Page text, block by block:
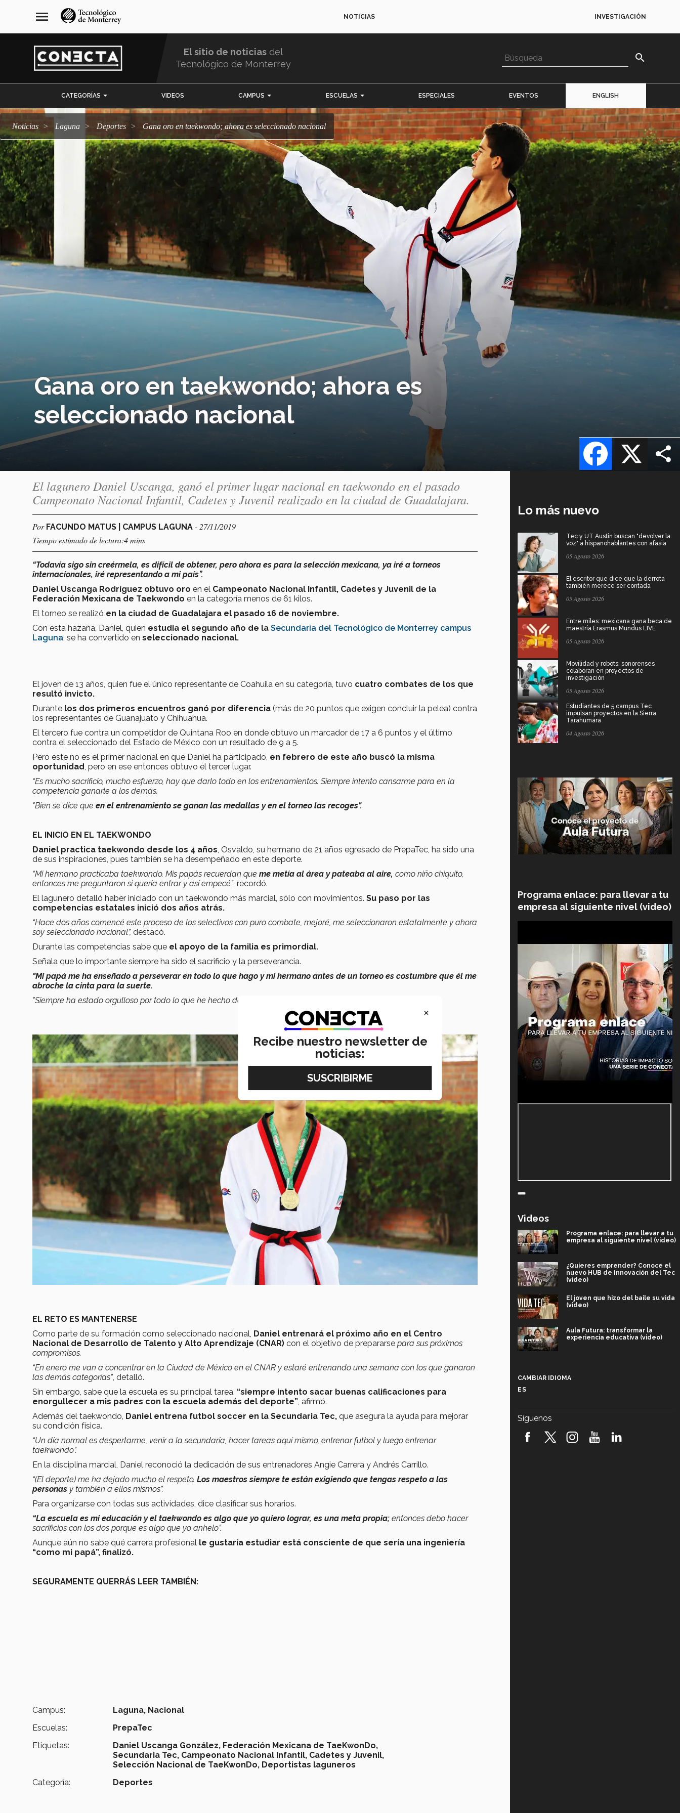
navegación
principal
menu NOTICIAS INVESTIGACIÓN
El sitio de noticias del
Tecnológico de Monterrey
search
CATEGORÍAS VIDEOS CAMPUS ESCUELAS ESPECIALES EVENTOS ENGLISH
Noticias Laguna deportes Gana oro en taekwondo; ahora es seleccionado nacional
Gana oro en taekwondo; ahora es
seleccionado nacional
X
Facebook
El lagunero Daniel Uscanga, ganó el primer lugar nacional en taekwondo en el pasado
Campeonato Nacional Infantil, Cadetes y Juvenil realizado en la ciudad de Guadalajara.
Por FACUNDO MATUS | CAMPUS LAGUNA - 27/11/2019
Tiempo estimado de lectura:4 mins
“Todavía sigo sin creérmela, es difícil de obtener, pero ahora es para la selección mexicana, ya iré a torneos
internacionales, iré representando a mi país”.
Daniel Uscanga Rodríguez obtuvo oro en el Campeonato Nacional Infantil, Cadetes y Juvenil de la
Federación Mexicana de Taekwondo en la categoría menos de 61 kilos.
El torneo se realizó en la ciudad de Guadalajara el pasado 16 de noviembre.
Con esta hazaña, Daniel, quien estudia el segundo año de la Secundaria del Tecnológico de Monterrey campus
Laguna , se ha convertido en seleccionado nacional.
El joven de 13 años, quien fue el único representante de Coahuila en su categoría, tuvo cuatro combates de los que
resultó invicto.
Durante los dos primeros encuentros ganó por diferencia (más de 20 puntos que exigen concluir la pelea) contra
los representantes de Guanajuato y Chihuahua.
El tercero fue contra un competidor de Quintana Roo en donde obtuvo un marcador de 17 a 6 puntos y el último
contra el seleccionado del Estado de México con un resultado de 9 a 5.
Pero este no es el primer nacional en que Daniel ha participado, en febrero de este año buscó la misma
oportunidad , pero en ese entonces obtuvo el tercer lugar.
“Es mucho sacrificio, mucho esfuerzo, hay que darlo todo en los entrenamientos. Siempre intento cansarme para en la
competencia ganarle a los demás.
"Bien se dice que en el entrenamiento se ganan las medallas y en el torneo las recoges".
EL INICIO EN EL TAEKWONDO
Daniel practica taekwondo desde los 4 años , Osvaldo, su hermano de 21 años egresado de PrepaTec, ha sido una
de sus inspiraciones, pues también se ha desempeñado en este deporte.
“Mi hermano practicaba taekwondo. Mis papás recuerdan que me metía al área y pateaba al aire, como niño chiquito,
entonces me preguntaron si quería entrar y así empecé”, recordó.
El lagunero detalló haber iniciado con un taekwondo más marcial, sólo con movimientos. Su paso por las
competencias estatales inició dos años atrás.
“Hace dos años comencé este proceso de los selectivos con puro combate, mejoré, me seleccionaron estatalmente y ahora
soy seleccionado nacional”, destacó.
Durante las competencias sabe que el apoyo de la familia es primordial.
Señala que lo importante siempre ha sido el sacrificio y la perseverancia.
"Mi papá me ha enseñado a perseverar en todo lo que hago y mi hermano antes de un torneo es costumbre que él me
abroche la cinta para la suerte.
"Siempre ha estado orgulloso por todo lo que he hecho dentro del taekwondo”.
EL RETO ES MANTENERSE
Como parte de su formación como seleccionado nacional, Daniel entrenará el próximo año en el Centro
Nacional de Desarrollo de Talento y Alto Aprendizaje (CNAR) con el objetivo de prepararse para sus próximos
compromisos.
“En enero me van a concentrar en la Ciudad de México en el CNAR y estaré entrenando una semana con los que ganaron
las demás categorías”, detalló.
Sin embargo, sabe que la escuela es su principal tarea, “siempre intento sacar buenas calificaciones para
enorgullecer a mis padres con la escuela además del deporte” , afirmó.
Además del taekwondo, Daniel entrena futbol soccer en la Secundaria Tec, que asegura la ayuda para mejorar
su condición física.
“Un día normal es despertarme, venir a la secundaria, hacer tareas aquí mismo, entrenar futbol y luego entrenar
taekwondo”.
En la disciplina marcial, Daniel reconoció la dedicación de sus entrenadores Angie Carrera y Andrés Carrillo.
“(El deporte) me ha dejado mucho el respeto. Los maestros siempre te están exigiendo que tengas respeto a las
personas y también a ellos mismos”.
Para organizarse con todas sus actividades, dice clasificar sus horarios.
“La escuela es mi educación y el taekwondo es algo que yo quiero lograr, es una meta propia; entonces debo hacer
sacrificios con los dos porque es algo que yo anhelo”.
Aunque aún no sabe qué carrera profesional le gustaría estudiar está consciente de que sería una ingeniería
“como mi papá”, finalizó.
SEGURAMENTE QUERRÁS LEER TAMBIÉN:
Campus: Laguna, Nacional
Escuelas:
PrepaTec
Etiquetas:
Daniel Uscanga González, Federación Mexicana de TaeKwonDo,
Secundaria Tec, Campeonato Nacional Infantil, Cadetes y Juvenil,
Selección Nacional de TaeKwonDo, Deportistas laguneros
Categoría:
Deportes
Lo más nuevo
Tec y UT Austin buscan "devolver la
voz" a hispanohablantes con afasia
05 Agosto 2026
El escritor que dice que la derrota
también merece ser contada
05 Agosto 2026
Entre miles: mexicana gana beca de
maestría Erasmus Mundus LIVE
05 Agosto 2026
Movilidad y robots: sonorenses
colaboran en proyectos de
investigación
05 Agosto 2026
Estudiantes de 5 campus Tec
impulsan proyectos en la Sierra
Tarahumara
04 Agosto 2026
Programa enlace: para llevar a tu
empresa al siguiente nivel (video)
Videos
Programa enlace: para llevar a tu
empresa al siguiente nivel (video)
¿Quieres emprender? Conoce el
nuevo HUB de Innovación del Tec
(video)
El joven que hizo del baile su vida
(video)
Aula Futura: transformar la
experiencia educativa (video)
robótica FIRST 2026! (video)
CAMBIAR IDIOMA
ES
Síguenos
×
Recibe nuestro newsletter de
noticias: